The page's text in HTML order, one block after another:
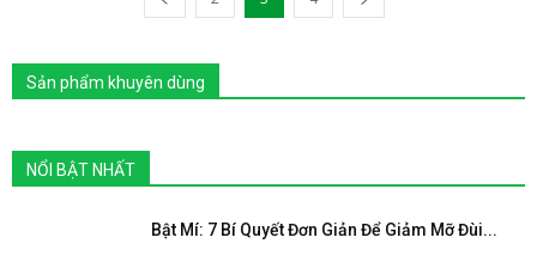
Sản phẩm khuyên dùng
NỔI BẬT NHẤT
Bật Mí: 7 Bí Quyết Đơn Giản Để Giảm Mỡ Đùi...